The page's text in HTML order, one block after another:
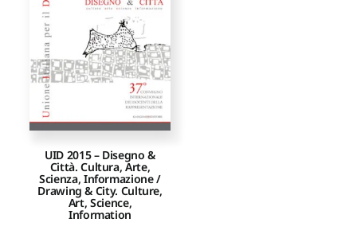
Proposte di pubblicazione
Gangemi Editore
UID 2015 – Disegno &
Città. Cultura, Arte,
Scienza, Informazione /
Drawing & City. Culture,
Art, Science,
Information